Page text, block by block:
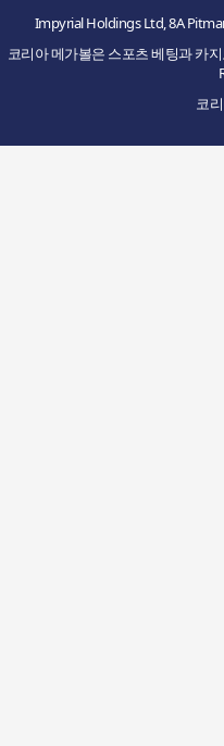
Impyrial Holdings Ltd, 8A
코리아 메가볼은 스포츠 베팅과 카
코